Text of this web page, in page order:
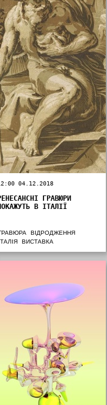
04.12.2018
ГРАВЮРИ
В ІТАЛІЇ
ВІДРОДЖЕННЯ
ВИСТАВКА